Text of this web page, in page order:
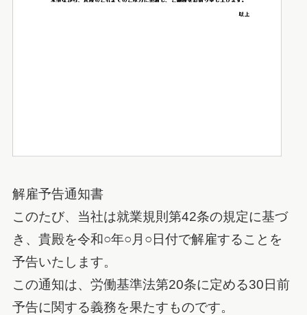
解雇予告通知書
このたび、当社は就業規則第42条の規定に基づ
き、貴殿を令和○年○月○日付で解雇することを
予告いたします。
この通知は、労働基準法第20条に定める30日前
予告に関する義務を果たすものです。